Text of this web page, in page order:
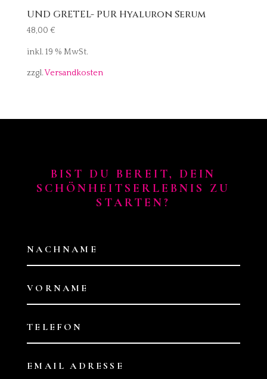
UND GRETEL- PUR Hyaluron Serum
48,00 €
inkl. 19 % MwSt.
zzgl.Versandkosten
BIST DU BEREIT, DEIN
SCHÖNHEITSERLEBNIS ZU
STARTEN?